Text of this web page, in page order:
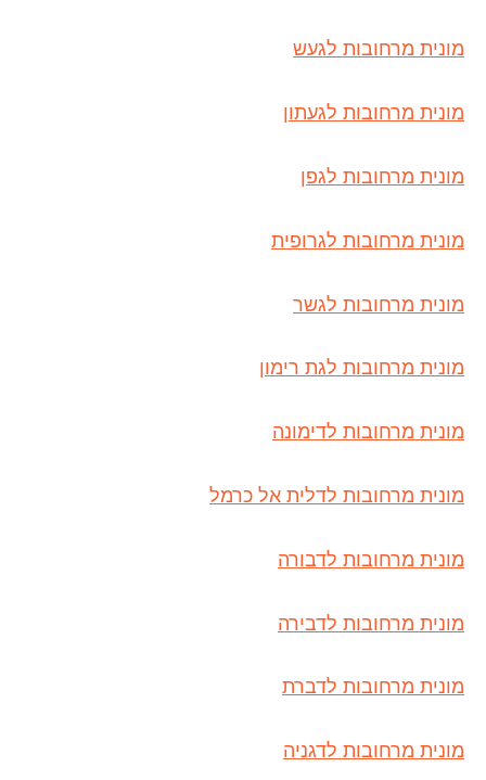
מונית מרחובות לגעש
מונית מרחובות לגעתון
מונית מרחובות לגפן
מונית מרחובות לגרופית
מונית מרחובות לגשר
מונית מרחובות לגת רימון
מונית מרחובות לדימונה
מונית מרחובות לדלית אל כרמל
מונית מרחובות לדבורה
מונית מרחובות לדבירה
מונית מרחובות לדברת
מונית מרחובות לדגניה